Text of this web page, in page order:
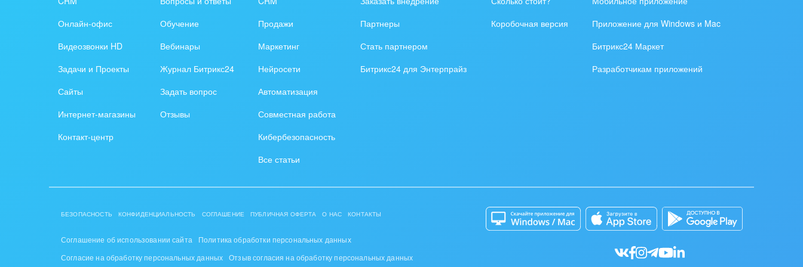
Трудоустройство
АПК и пищевая
промышленность
конференции
Изготовление памятников и
мемориальных комплексов
Инвестиционный бизнес
Онлайн-офис
Видеозвонки HD
Задачи и Проекты
Сайты
Интернет-магазины
Контакт-центр
Обучение
Вебинары
Журнал Битрикс24
Задать вопрос
Отзывы
Продажи
Маркетинг
Нейросети
Автоматизация
Совместная работа
Кибербезопасность
Все статьи
Партнеры
Стать партнером
Битрикс24 для Энтерпрайз
Коробочная версия
Приложение для Windows и Mac
Битрикс24 Маркет
Разработчикам приложений
БЕЗОПАСНОСТЬ КОНФИДЕНЦИАЛЬНОСТЬ СОГЛАШЕНИЕ ПУБЛИЧНАЯ ОФЕРТА О НАС КОНТАКТЫ
Соглашение об использовании сайта
Политика обработки персональных данных
Согласие на обработку персональных данных Отзыв согласия на обработку персональных данных